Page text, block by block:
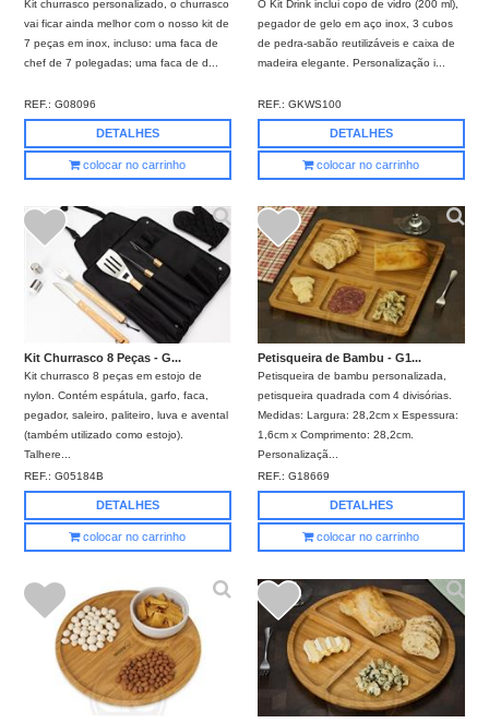
Kit churrasco personalizado, o churrasco
vai ficar ainda melhor com o nosso kit de
7 peças em inox, incluso: uma faca de
chef de 7 polegadas; uma faca de d...
REF.:G08096
DETALHES
colocar no carrinho
O Kit Drink inclui copo de vidro (200 ml),
pegador de gelo em aço inox, 3 cubos
de pedra-sabão reutilizáveis e caixa de
madeira elegante. Personalização i...
REF.:GKWS100
DETALHES
colocar no carrinho
Kit Churrasco 8 Peças - G...
Kit churrasco 8 peças em estojo de
nylon. Contém espátula, garfo, faca,
pegador, saleiro, paliteiro, luva e avental
(também utilizado como estojo).
Talhere...
REF.:G05184B
DETALHES
colocar no carrinho
Petisqueira de Bambu - G1...
Petisqueira de bambu personalizada,
petisqueira quadrada com 4 divisórias.
Medidas: Largura: 28,2cm x Espessura:
1,6cm x Comprimento: 28,2cm.
Personalizaçã...
REF.:G18669
DETALHES
colocar no carrinho